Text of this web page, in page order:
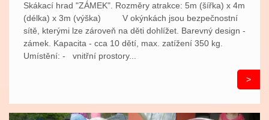
Skákací hrad "ZÁMEK". Rozměry atrakce: 5m (šířka) x 4m
(délka) x 3m (výška) V okýnkách jsou bezpečnostní
sítě, kterými lze zároveň na děti dohlížet. Barevný design -
zámek. Kapacita - cca 10 dětí, max. zatížení 350 kg.
Umístění: - vnitřní prostory...
>